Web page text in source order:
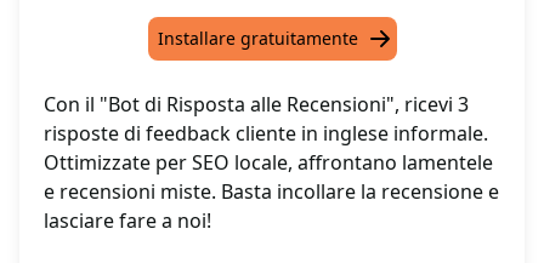
Installare gratuitamente
Con il "Bot di Risposta alle Recensioni", ricevi 3
risposte di feedback cliente in inglese informale.
Ottimizzate per SEO locale, affrontano lamentele
e recensioni miste. Basta incollare la recensione e
lasciare fare a noi!